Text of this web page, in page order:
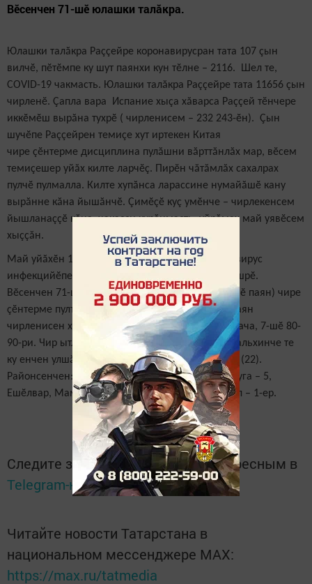
Вӗсенчен 71-шӗ юлашки талăкра.
Юлашки талăкра Раççейре коронавирусран тата 107 çын
вилчӗ, пӗтӗмпе ку шут паянхи кун тӗлне – 2116. Шел те,
COVID-19 чакмасть. Юлашки талăкра Раççейре тата 11656 çын
чирленӗ. Çапла вара Испание хыçа хăварса Раççей тӗнчере
иккӗмӗш вырăна тухрӗ ( чирленисем – 232 243-ӗн). Çын
шучӗпе Раççейрен темиçе хут иртекен Китая
чире çӗнтерме дисциплина пулăшни вăрттăнлăх мар, вӗсем
темиçешер уйăх килте ларчӗç. Пирӗн чăтăмлăх сахалрах
пулчӗ пулмалла. Килте хупăнса ларассине нумайăшӗ кану
вырăнне кăна йышăнчӗ. Çимӗçӗ куç умӗнче – чирлекенсем
йышланаççӗ кăна, чакасси курăнмасть, уйрăмах май уявӗсем
хыççăн.
Май уйăхӗн 12-мӗшӗ тӗлне Тутарстанра коронавирус
инфекцийӗпе чирленӗ çынсен шучӗ 1832 танлашрӗ.
Вӗсенчен 71-шӗ юлашки талăкра. 640-шӗ (165-шӗ паян) чире
çӗнтерме пултарчӗ. Чир никам та хӗрхенмест. Паян
чирленисен хушшинче те акă 11-шӗ çул çитмен ача, 7-шӗ 80-
90-ри. Чир ытларах пысăк хуласенче сарăлать, хальхинче те
ку енчен улшăну çук: Хусанта (30), Çырчаллинче (22).
Районсенчен: Элкел – 4, Апас – 1, Арск – 3, Елабуга – 5,
Ешӗлвар, Мамадыш, Анат Кама, Тюлячи, Çӗпрел – 1-ер.
Следите за самым важным и интересным в
Telegram-каналеТатмедиа
Читайте новости Татарстана в
национальном мессенджере MАХ:
https://max.ru/tatmedia